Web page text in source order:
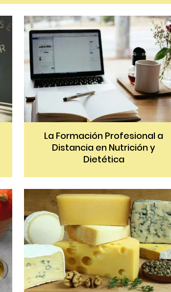
La Formación Profesional a
Distancia en Nutrición y
Dietética